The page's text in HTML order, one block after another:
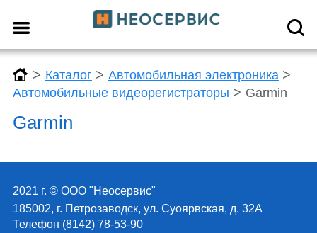
> Каталог > Автомобильная электроника >
Автомобильные видеорегистраторы > Garmin
Garmin
2021 г. © ООО "Неосервис"
185002, г. Петрозаводск, ул. Суоярвская, д. 32А
Телефон (8142) 78-53-90